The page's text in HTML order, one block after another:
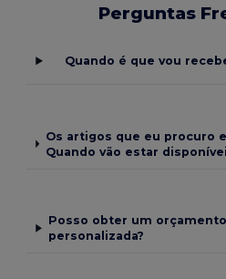
Perguntas
Quando é que vou
Os artigos que eu procuro
Quando vão estar
Posso obter um
personalizada?